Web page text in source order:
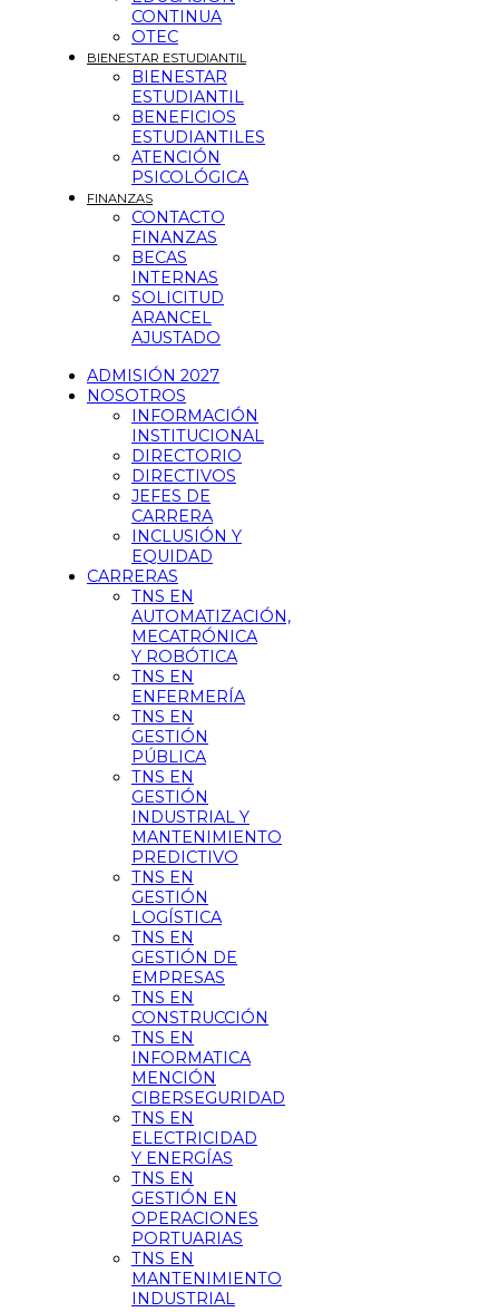
CONTINUA
OTEC
BIENESTAR ESTUDIANTIL
BIENESTAR
ESTUDIANTIL
BENEFICIOS
ESTUDIANTILES
ATENCIÓN
PSICOLÓGICA
FINANZAS
CONTACTO
FINANZAS
BECAS
INTERNAS
SOLICITUD
ARANCEL
AJUSTADO
ADMISIÓN 2027
NOSOTROS
INFORMACIÓN
INSTITUCIONAL
DIRECTORIO
DIRECTIVOS
JEFES DE
CARRERA
INCLUSIÓN Y
EQUIDAD
CARRERAS
TNS EN
AUTOMATIZACIÓN,
MECATRÓNICA
Y ROBÓTICA
TNS EN
ENFERMERÍA
TNS EN
GESTIÓN
PÚBLICA
TNS EN
GESTIÓN
INDUSTRIAL Y
MANTENIMIENTO
PREDICTIVO
TNS EN
GESTIÓN
LOGÍSTICA
TNS EN
GESTIÓN DE
EMPRESAS
TNS EN
CONSTRUCCIÓN
TNS EN
INFORMATICA
MENCIÓN
CIBERSEGURIDAD
TNS EN
ELECTRICIDAD
Y ENERGÍAS
TNS EN
GESTIÓN EN
OPERACIONES
PORTUARIAS
TNS EN
MANTENIMIENTO
INDUSTRIAL